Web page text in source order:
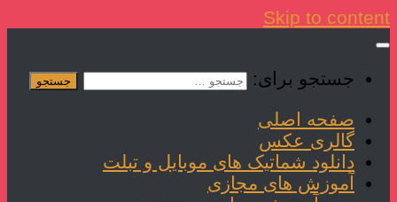
Skip to content
جستجو برای:
صفحه اصلی
گالری عکس
دانلود شماتیک های موبایل و تبلت
آموزش های مجازی